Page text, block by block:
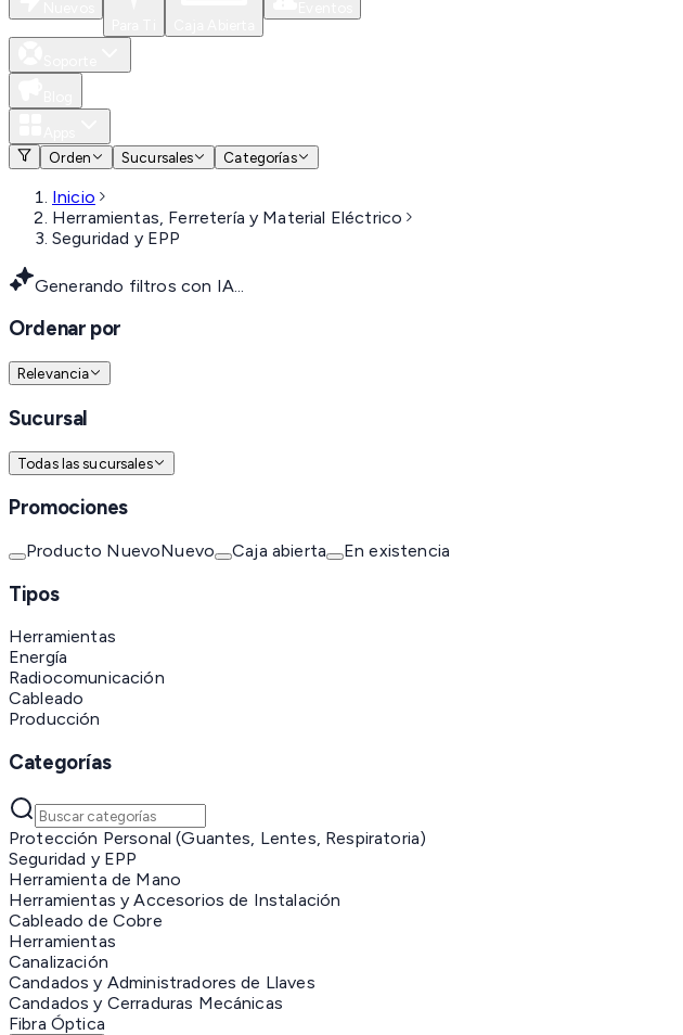
Orden
Sucursales Categorías
Inicio
Herramientas, Ferretería y Material Eléctrico
Seguridad y EPP
Generando filtros con IA...
Ordenar por
Relevancia
Sucursal
Todas las sucursales
Promociones
Producto NuevoNuevo Caja abierta En existencia
Tipos
Herramientas
Energía
Radiocomunicación
Cableado
Producción
Categorías
Protección Personal (Guantes, Lentes, Respiratoria)
Seguridad y EPP
Herramienta de Mano
Herramientas y Accesorios de Instalación
Cableado de Cobre
Herramientas
Canalización
Candados y Administradores de Llaves
Candados y Cerraduras Mecánicas
Fibra Óptica